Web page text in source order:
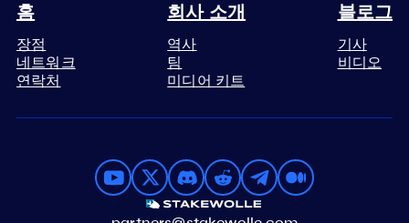
홈
장점
네트워크
연락처
회사 소개
역사
팀
미디어 키트
블로그
기사
비디오